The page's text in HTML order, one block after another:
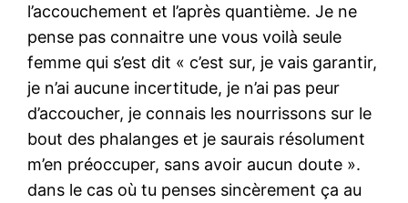
l’accouchement et l’après quantième. Je ne
pense pas connaitre une vous voilà seule
femme qui s’est dit « c’est sur, je vais garantir,
je n’ai aucune incertitude, je n’ai pas peur
d’accoucher, je connais les nourrissons sur le
bout des phalanges et je saurais résolument
m’en préoccuper, sans avoir aucun doute ».
dans le cas où tu penses sincèrement ça au